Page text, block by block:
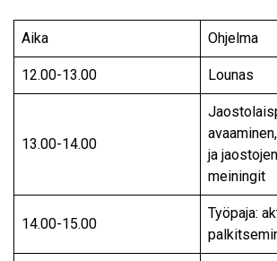
Aika Ohjelma
12.00-13.00 Lounas
13.00-14.00
ja
meiningit
14.00-15.00
Työpaja: